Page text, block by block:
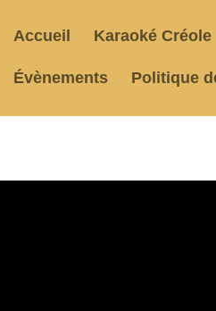
Accueil Karaoké Créole
Évènements Politique